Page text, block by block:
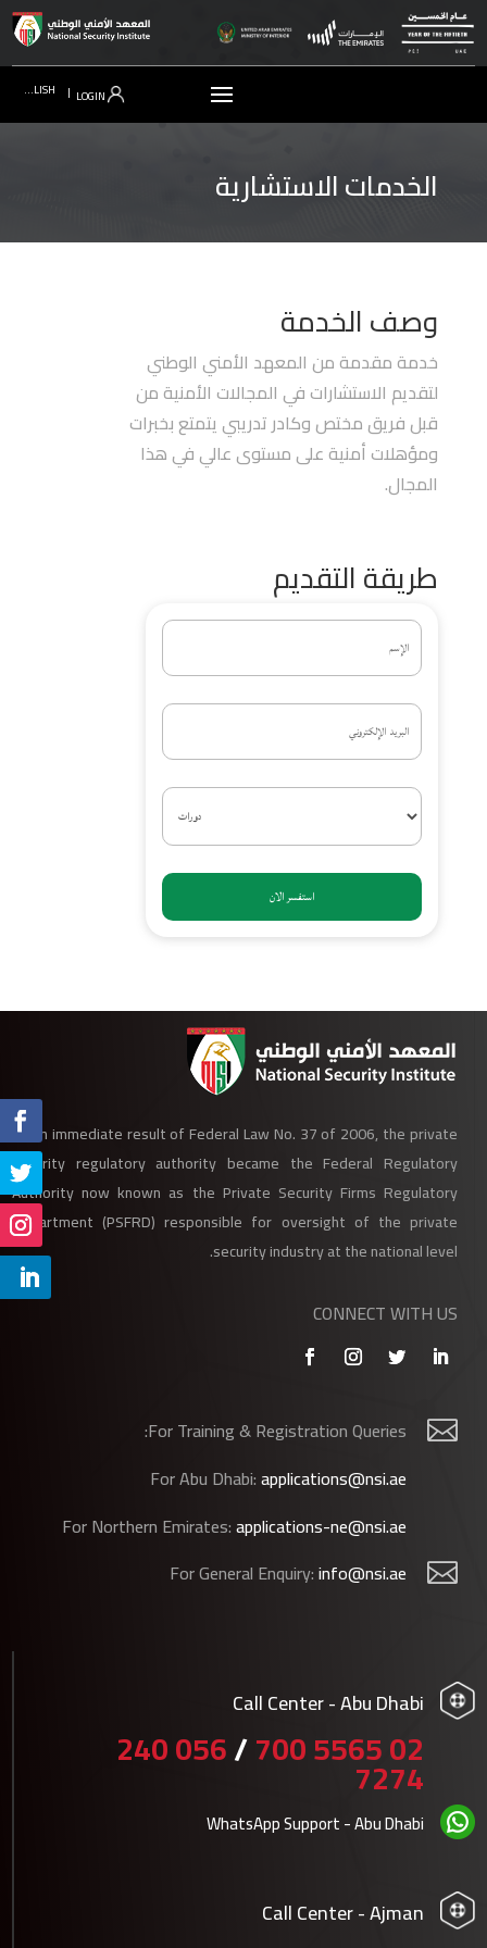
|
ENGLISH
الخدمات الاستشارية
وصف الخدمة
خدمة مقدمة من المعهد الأمني الوطني
لتقديم الاستشارات في المجالات الأمنية من
قبل فريق مختص وكادر تدريبي يتمتع بخبرات
ومؤهلات أمنية على مستوى عالي في هذا
المجال.
طريقة التقديم
As an immediate result of Federal Law No. 37 of 2006, the private
security regulatory authority became the Federal Regulatory
Authority now known as the Private Security Firms Regulatory
Department (PSFRD) responsible for oversight of the private
security industry at the national level.
CONNECT WITH US

For Training & Registration Queries:
For Abu Dhabi:applications@nsi.ae
For Northern Emirates:applications-ne@nsi.ae

For General Enquiry:info@nsi.ae
Call Center - Abu Dhabi
02 5565 700
/
056 240
7274
WhatsApp Support - Abu Dhabi
Call Center - Ajman